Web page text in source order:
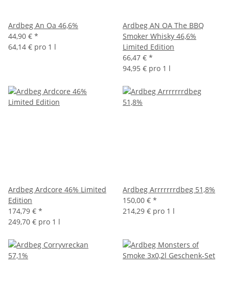
Ardbeg An Oa 46,6%
44,90 € *
64,14 € pro 1 l
Ardbeg AN OA The BBQ
Smoker Whisky 46,6%
Limited Edition
66,47 € *
94,95 € pro 1 l
Ardbeg Ardcore 46% Limited
Edition
174,79 € *
249,70 € pro 1 l
Ardbeg Arrrrrrrdbeg 51,8%
150,00 € *
214,29 € pro 1 l